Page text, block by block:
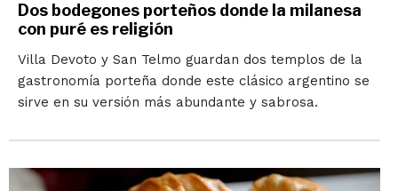
Dos bodegones porteños donde la milanesa
con puré es religión
Villa Devoto y San Telmo guardan dos templos de la
gastronomía porteña donde este clásico argentino se
sirve en su versión más abundante y sabrosa.